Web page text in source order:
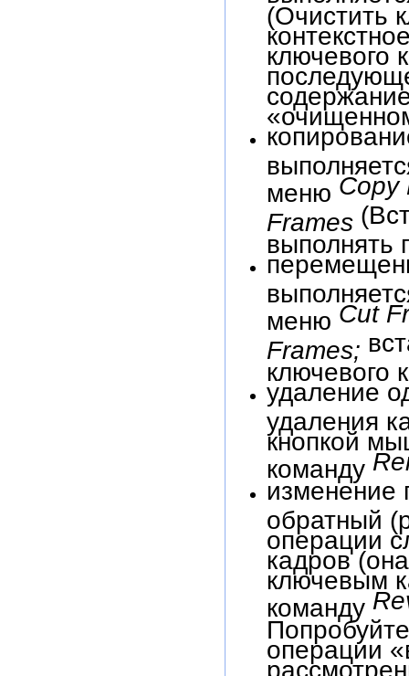
(Очистить
ключевого
меню Copy
Frames
выполнять
меню Cut
Frames;
ключевого
удаление
удаления
кнопкой
команду
изменение
обратный
операции
кадров
ключевым
команду
операции